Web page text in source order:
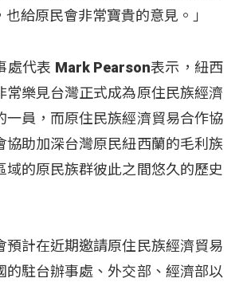
給原民會非常寶貴的意見。」
處代表 Mark Pearson表示，紐西
常樂見台灣正式成為原住民族經濟
一員，而原住民族經濟貿易合作協
協助加深台灣原民紐西蘭的毛利族
域的原民族群彼此之間悠久的歷史
預計在近期邀請原住民族經濟貿易
的駐台辦事處、外交部、經濟部以